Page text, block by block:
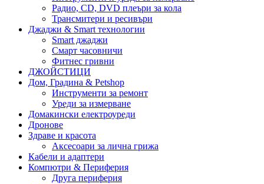
Радио, CD, DVD плеъри за кола
Трансмитери и ресивъри
Джаджи & Smart технологии
Smart джаджи
Смарт часовничи
Фитнес гривни
ДЖОЙСТИЦИ
Дом, Градина & Petshop
Инструменти за ремонт
Уреди за измерване
Домакински електроуреди
Дронове
Здраве и красота
Аксесоари за лична грижа
Кабели и адаптери
Компютри & Периферия
Друга периферия